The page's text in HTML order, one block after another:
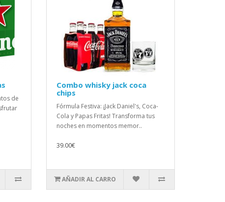
de
Combo whisky jack coca
chips
Fórmula Festiva: ¡Jack Daniel's, Coca-
Cola y Papas Fritas! Transforma tus
noches en momentos memor..
39.00€
AÑADIR AL CARRO